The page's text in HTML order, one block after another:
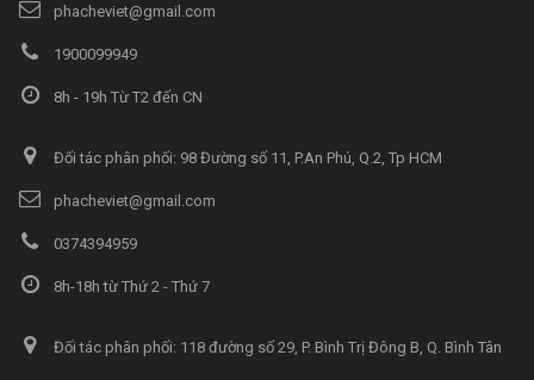
phacheviet@gmail.com
1900099949
8h - 19h Từ T2 đến CN
Đối tác phân phối: 98 Đường số 11, P.An Phú, Q.2, Tp HCM
phacheviet@gmail.com
0374394959
8h-18h từ Thứ 2 - Thứ 7
Đối tác phân phối: 118 đường số 29, P. Bình Trị Đông B, Q. Bình Tân